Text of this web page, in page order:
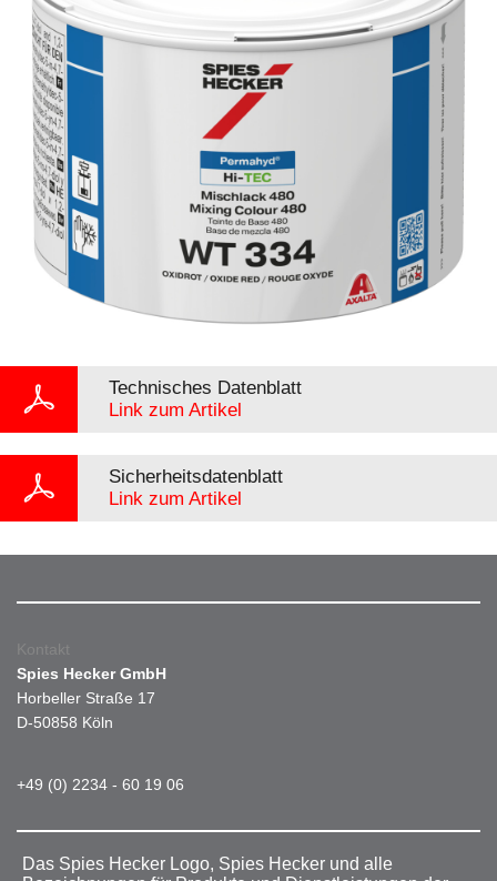
Technisches Datenblatt
Link zum Artikel
Sicherheitsdatenblatt
Link zum Artikel
Kontakt
Spies Hecker GmbH
Horbeller Straße 17
D-50858 Köln
+49 (0) 2234 - 60 19 06
Das Spies Hecker Logo, Spies Hecker und alle